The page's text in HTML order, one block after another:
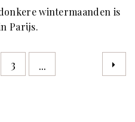
wintermaanden is
Parijs.
3 ...